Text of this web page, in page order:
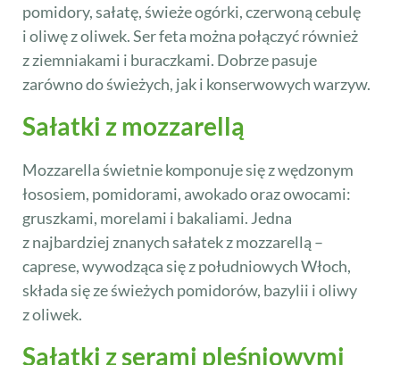
pomidory, sałatę, świeże ogórki, czerwoną cebulę
i oliwę z oliwek. Ser feta można połączyć również
z ziemniakami i buraczkami. Dobrze pasuje
zarówno do świeżych, jak i konserwowych warzyw.
Sałatki z mozzarellą
Mozzarella świetnie komponuje się z wędzonym
łososiem, pomidorami, awokado oraz owocami:
gruszkami, morelami i bakaliami. Jedna
z najbardziej znanych sałatek z mozzarellą –
caprese, wywodząca się z południowych Włoch,
składa się ze świeżych pomidorów, bazylii i oliwy
z oliwek.
Sałatki z serami pleśniowymi